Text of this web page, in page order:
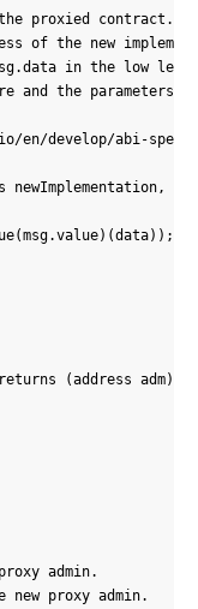
proxied contract.
of the new
in the low
and the parameters
en/develop/abi-
newImplementation,
(address adm) {
admin.
new proxy admin.